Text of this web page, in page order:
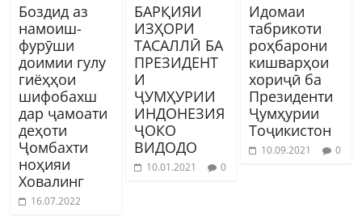
Боздид аз
намоиш-
фурӯши
доимии гулу
гиёҳҳои
шифобахш
дар ҷамоати
деҳоти
Ҷомбахти
ноҳияи
Ховалинг
16.07.2022
БАРҚИЯИ
ИЗҲОРИ
ТАСАЛЛӢ БА
ПРЕЗИДЕНТ
И
ҶУМҲУРИИ
ИНДОНЕЗИЯ
ҶОКО
ВИДОДО
10.01.2021 0
Идомаи
табрикоти
роҳбарони
кишварҳои
хориҷӣ ба
Президенти
Ҷумҳурии
Тоҷикистон
10.09.2021 0